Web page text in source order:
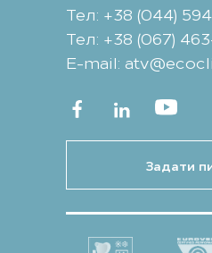
Тел: +38 (044)
Тел: +38 (067)
Е-mail:
Задати